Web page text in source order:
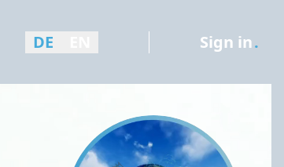
DE Sign in.